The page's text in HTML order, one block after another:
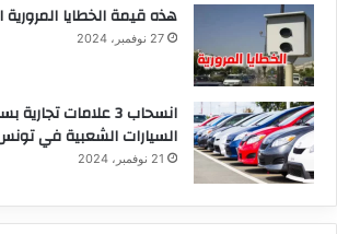
هذه قيمة الخطايا المرورية
27 نوفمبر، 2024
انسحاب 3 علامات
السيارات الشعبية في
21 نوفمبر، 2024